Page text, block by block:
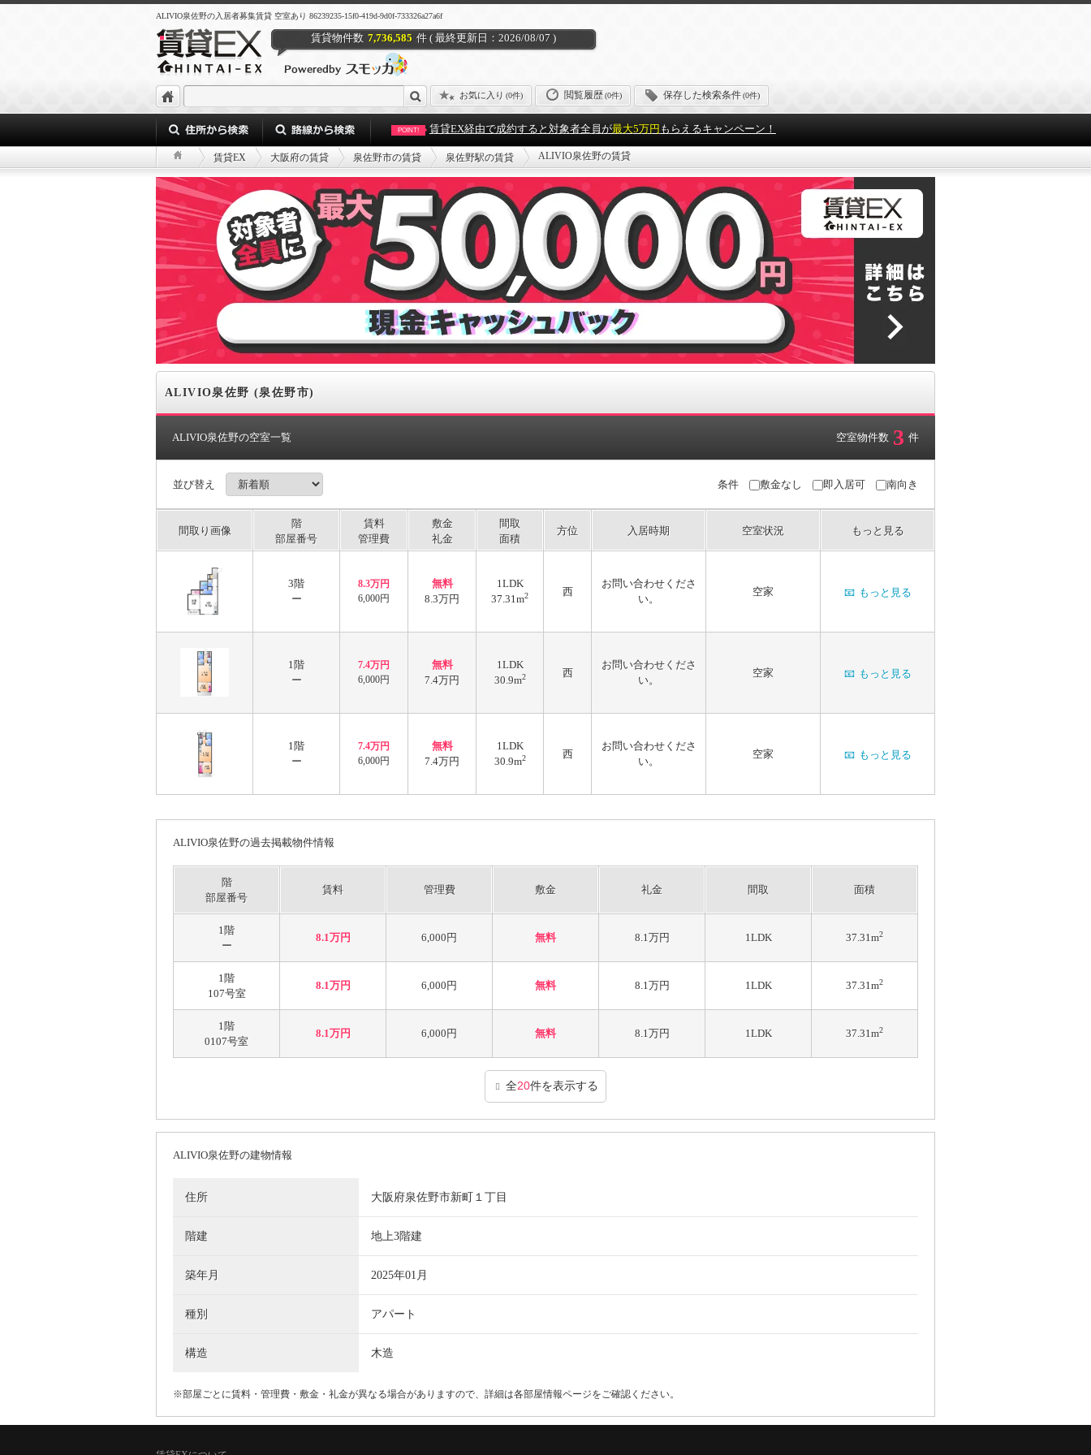
ALIVIO泉佐野の入居者募集賃貸 空室あり 86239235-15f0-419d-9d0f-733326a27a6f
賃貸物件数 7,736,585 件 ( 最終更新日：2026/08/07 )
お気に入り (0件) 閲覧履歴(0件) 保存した検索条件(0件)
POINT! 賃貸EX経由で成約すると対象者全員が最大5万円 もらえるキャンペーン！
賃貸EX 大阪府の賃貸 泉佐野市の賃貸 泉佐野駅の賃貸 ALIVIO泉佐野の賃貸
ALIVIO泉佐野 (泉佐野市)
ALIVIO泉佐野の空室一覧 空室物件数 3 件
並び替え 条件 敷金なし 即入居可 南向き
間取り画像
階
部屋番号
賃料
管理費
敷金
礼金
間取
面積
方位 入居時期 空室状況 もっと見る
3階
ー
8.3万円
6,000円
無料
8.3万円
1LDK
37.31m2 西
お問い合わせくださ
い。
空家 📧 もっと見る
1階
ー
7.4万円
6,000円
無料
7.4万円
1LDK
30.9m2 西
お問い合わせくださ
い。
空家 📧 もっと見る
1階
ー
7.4万円
6,000円
無料
7.4万円
1LDK
30.9m2 西
お問い合わせくださ
い。
空家 📧 もっと見る
ALIVIO泉佐野の過去掲載物件情報
階
部屋番号
賃料 管理費 敷金 礼金 間取 面積
1階
ー
8.1万円 6,000円 無料 8.1万円 1LDK 37.31m2
1階
107号室
8.1万円 6,000円 無料 8.1万円 1LDK 37.31m2
1階
0107号室
8.1万円 6,000円 無料 8.1万円 1LDK 37.31m2
全20件を表示する
ALIVIO泉佐野の建物情報
住所 大阪府泉佐野市新町１丁目
階建 地上3階建
築年月 2025年01月
種別 アパート
構造 木造
※部屋ごとに賃料・管理費・敷金・礼金が異なる場合がありますので、詳細は各部屋情報ページをご確認ください。